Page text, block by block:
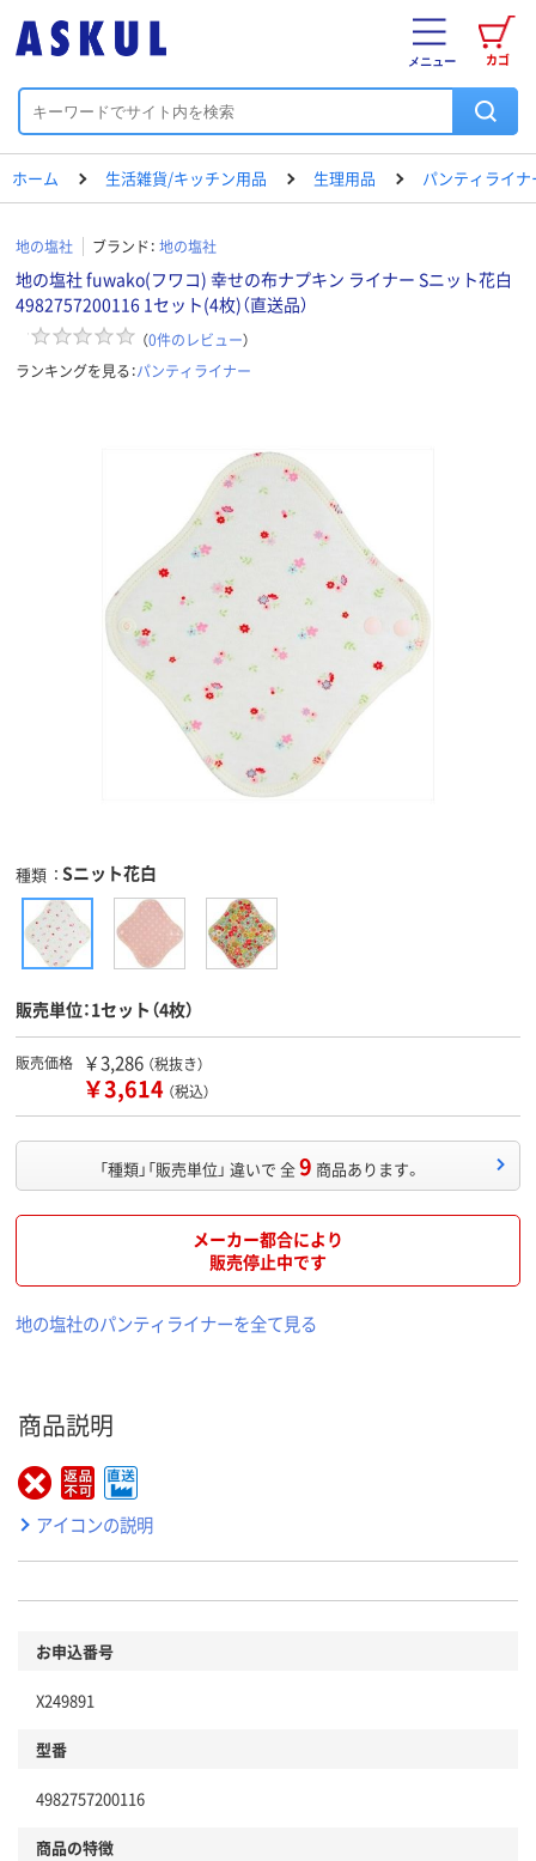
カゴ
メニュー
ホーム 生活雑貨/キッチン用品 生理用品 パンティライナ
地の塩社 ブランド： 地の塩社
地の塩社 fuwako(フワコ) 幸せの布ナプキン ライナー Sニット花白
4982757200116 1セット(4枚)（直送品）
（0件のレビュー）
ランキングを見る：パンティライナー
種類 Sニット花白
販売単位：1セット（4枚）
販売価格 ￥3,286 （税抜き）
￥3,614 （税込）
「種類」「販売単位」 違いで 全9 商品あります。
メーカー都合により
販売停止中です
地の塩社のパンティライナーを全て見る
商品説明
アイコンの説明
お申込番号
X249891
型番
4982757200116
商品の特徴